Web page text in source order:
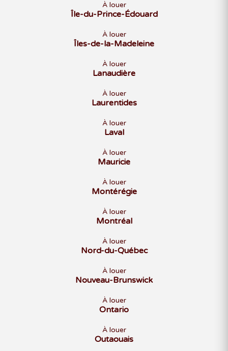
À louer
Île-du-Prince-Édouard
À louer
Îles-de-la-Madeleine
À louer
Lanaudière
À louer
Laurentides
À louer
Laval
À louer
Mauricie
À louer
Montérégie
À louer
Montréal
À louer
Nord-du-Québec
À louer
Nouveau-Brunswick
À louer
Ontario
À louer
Outaouais